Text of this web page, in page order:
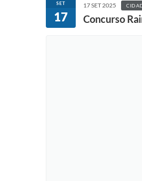
SET
17
17 SET 2025
Concurso